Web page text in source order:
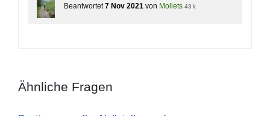
Beantwortet 7 Nov 2021 von Moliets 43 k
Ähnliche Fragen